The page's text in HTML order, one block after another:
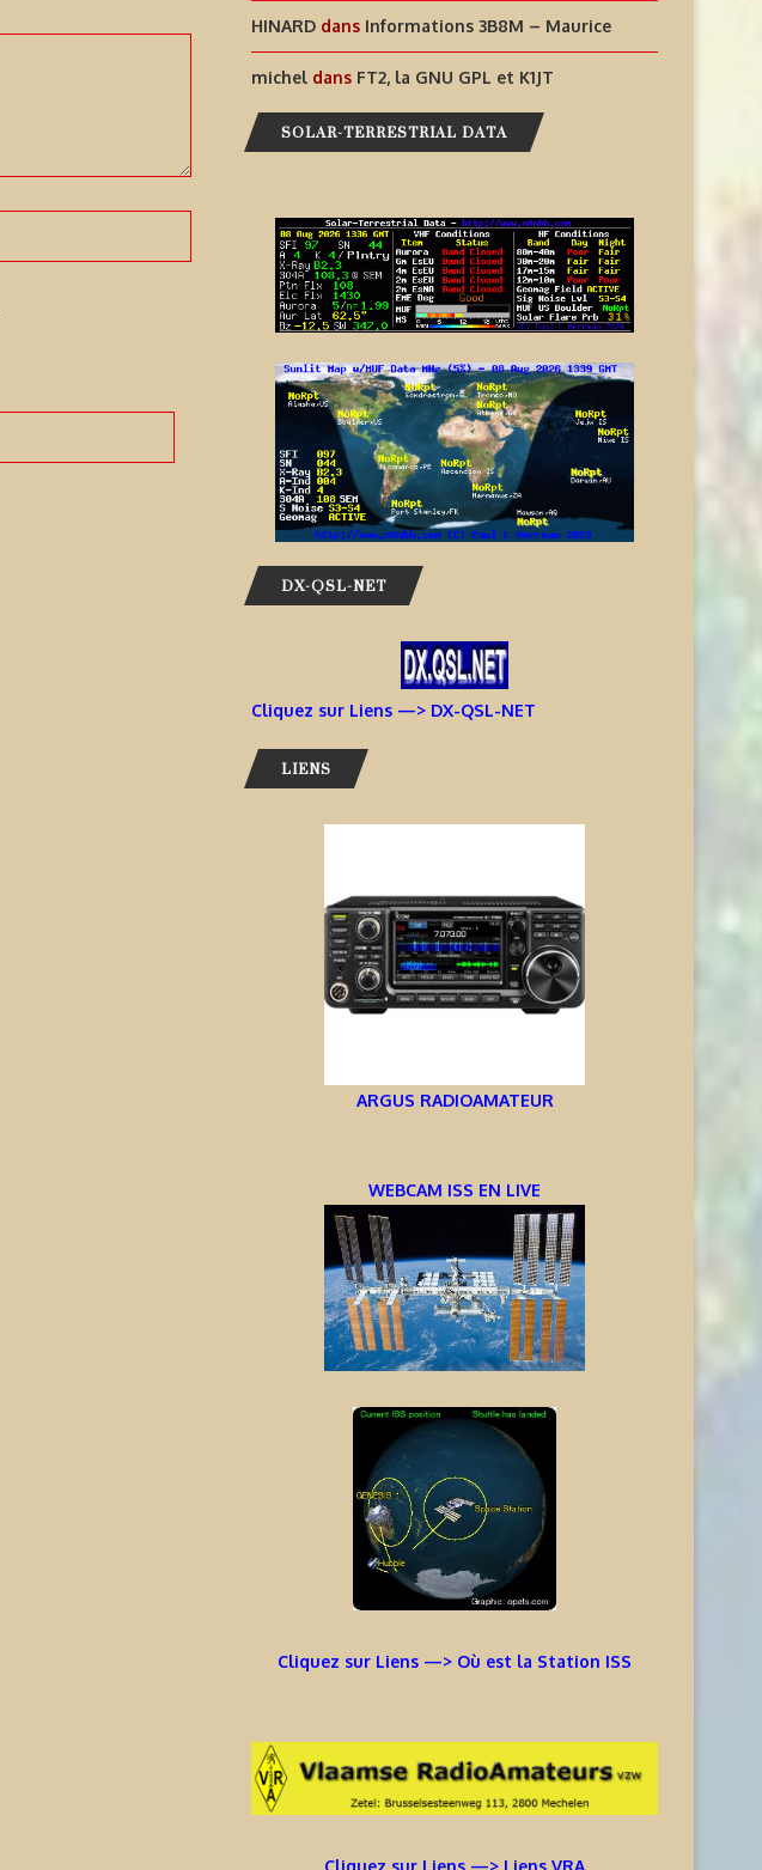
HINARD dans Informations 3B8M – Maurice
michel dans FT2, la GNU GPL et K1JT
SOLAR-TERRESTRIAL DATA
DX-QSL-NET
Cliquez sur Liens —> DX-QSL-NET
LIENS
ARGUS RADIOAMATEUR
WEBCAM ISS EN LIVE
Cliquez sur Liens —> Où est la Station ISS